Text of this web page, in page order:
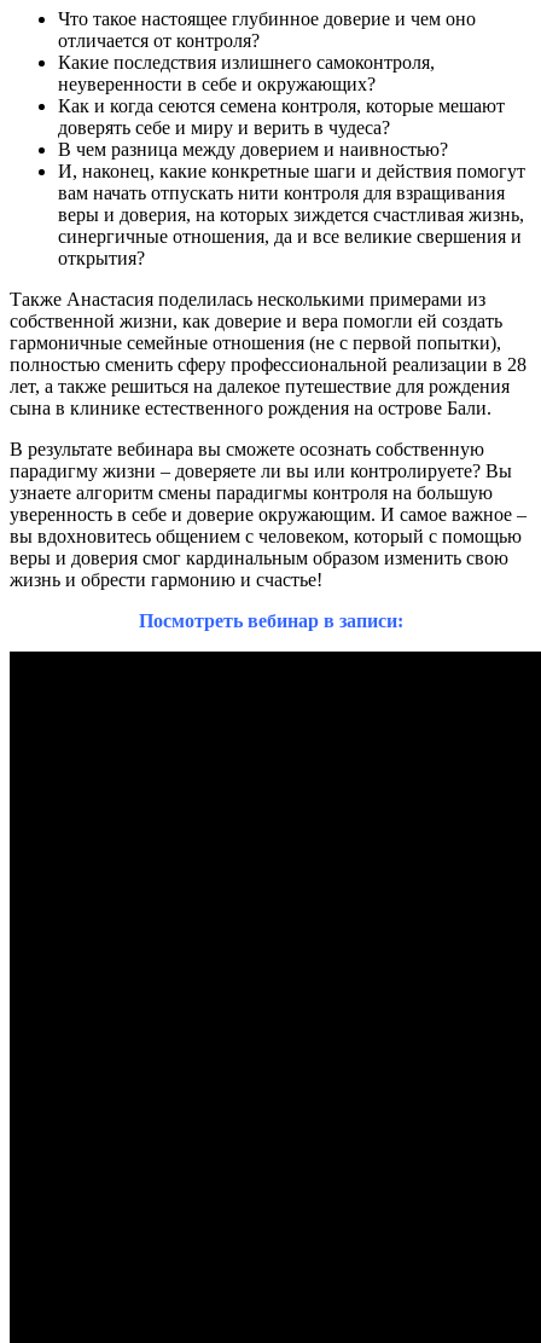
Что такое настоящее глубинное доверие и чем оно
отличается от контроля?
Какие последствия излишнего самоконтроля,
неуверенности в себе и окружающих?
Как и когда сеются семена контроля, которые мешают
доверять себе и миру и верить в чудеса?
В чем разница между доверием и наивностью?
И, наконец, какие конкретные шаги и действия помогут
вам начать отпускать нити контроля для взращивания
веры и доверия, на которых зиждется счастливая жизнь,
синергичные отношения, да и все великие свершения и
открытия?
Также Анастасия поделилась несколькими примерами из
собственной жизни, как доверие и вера помогли ей создать
гармоничные семейные отношения (не с первой попытки),
полностью сменить сферу профессиональной реализации в 28
лет, а также решиться на далекое путешествие для рождения
сына в клинике естественного рождения на острове Бали.
В результате вебинара вы сможете осознать собственную
парадигму жизни – доверяете ли вы или контролируете? Вы
узнаете алгоритм смены парадигмы контроля на большую
уверенность в себе и доверие окружающим. И самое важное –
вы вдохновитесь общением с человеком, который с помощью
веры и доверия смог кардинальным образом изменить свою
жизнь и обрести гармонию и счастье!
Посмотреть вебинар в записи: